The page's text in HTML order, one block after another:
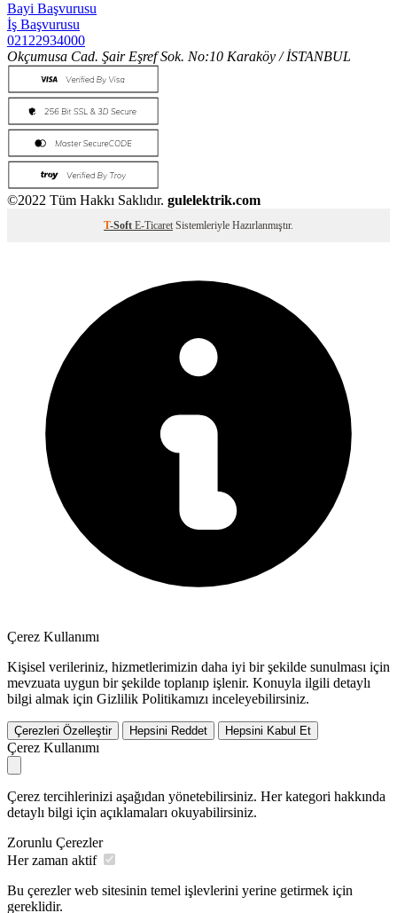
Bayi Başvurusu
İş Başvurusu
02122934000
Okçumusa Cad. Şair Eşref Sok. No:10 Karaköy / İSTANBUL
©2022 Tüm Hakkı Saklıdır. gulelektrik.com
T-Soft E-Ticaret Sistemleriyle Hazırlanmıştır.
Çerez Kullanımı
Kişisel verileriniz, hizmetlerimizin daha iyi bir şekilde sunulması için
mevzuata uygun bir şekilde toplanıp işlenir. Konuyla ilgili detaylı
bilgi almak için Gizlilik Politikamızı inceleyebilirsiniz.
Çerezleri Özelleştir Hepsini Reddet Hepsini Kabul Et
Çerez Kullanımı
Çerez tercihlerinizi aşağıdan yönetebilirsiniz. Her kategori hakkında
detaylı bilgi için açıklamaları okuyabilirsiniz.
Zorunlu Çerezler
Her zaman aktif
Bu çerezler web sitesinin temel işlevlerini yerine getirmek için
gereklidir.